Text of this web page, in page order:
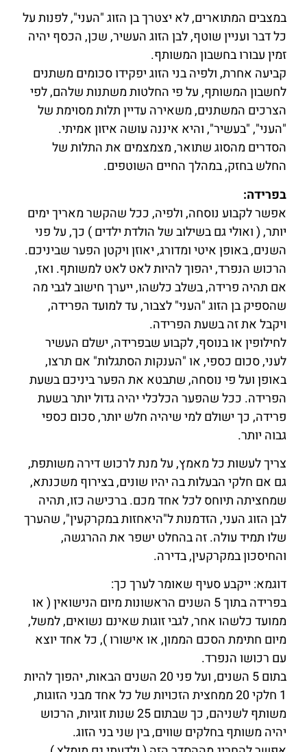
במצבים המתוארים, לא יצטרך בן הזוג "העני", לפנות על
כל דבר ועניין שוטף, לבן הזוג העשיר, שכן, הכסף יהיה
זמין עבורו בחשבון המשותף.
קביעה אחרת, ולפיה בני הזוג יפקידו סכומים משתנים
לחשבון המשותף, על פי החלטות משתנות שלהם, לפי
הצרכים המשתנים, משאירה עדיין תלות מסוימת של
"העני", "בעשיר", והיא איננה עושה איזון אמיתי.
הסדרים מהסוג שתואר, מצמצמים את התלות של
החלש בחזק, במהלך החיים השוטפים.
בפרידה:
אפשר לקבוע נוסחה, ולפיה, ככל שהקשר מאריך ימים
יותר, ( ואולי גם בשילוב של הולדת ילדים ) כך, על פני
השנים, באופן איטי ומדורג, יאוזן ויקטן הפער שביניכם.
הרכוש הנפרד, יהפוך להיות לאט לאט למשותף. ואז,
אם תהיה פרידה, בשלב כלשהו, ייערך חישוב לגבי מה
שהספיק בן הזוג "העני" לצבור, עד למועד הפרידה,
ויקבל את זה בשעת הפרידה.
לחילופין או בנוסף, לקבוע שבפרידה, ישלם העשיר
לעני, סכום כספי, או "הענקות הסתגלות" אם תרצו,
באופן ועל פי נוסחה, שתבטא את הפער ביניכם בשעת
הפרידה. ככל שהפער הכלכלי יהיה גדול יותר בשעת
פרידה, כך ישולם למי שיהיה חלש יותר, סכום כספי
גבוה יותר.
צריך לעשות כל מאמץ, על מנת לרכוש דירה משותפת,
גם אם חלקי הבעלות בה יהיו שונים, בצירוף משכנתא,
שמחציתה תיוחס לכל אחד מכם. ברכישה כזו, תהיה
לבן הזוג העני, הזדמנות ל"היאחזות במקרקעין", שהערך
שלו תמיד עולה. זה בהחלט ישפר את ההרגשה,
והחיסכון במקרקעין, בדירה.
דוגמא: ייקבע סעיף שאומר לערך כך:
בפרידה בתוך 5 השנים הראשונות מיום הנישואין ( או
ממועד כלשהו אחר, לגבי זוגות שאינם נשואים, למשל,
מיום חתימת הסכם הממון, או אישורו ), כל אחד יוצא
עם רכושו הנפרד.
בתום 5 השנים, ועל פני 20 השנים הבאות, יהפוך להיות
1 חלקי 20 ממחצית הזכויות של כל אחד מבני הזוגות,
משותף לשניהם, כך שבתום 25 שנות זוגיות, הרכוש
יהיה משותף בחלקים שווים, בין שני בני הזוג.